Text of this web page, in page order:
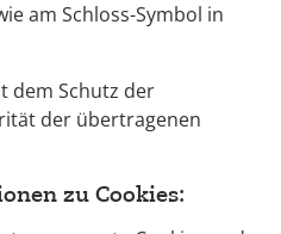
am Schloss-Symbol in
dem Schutz der
der übertragenen
zu Cookies: